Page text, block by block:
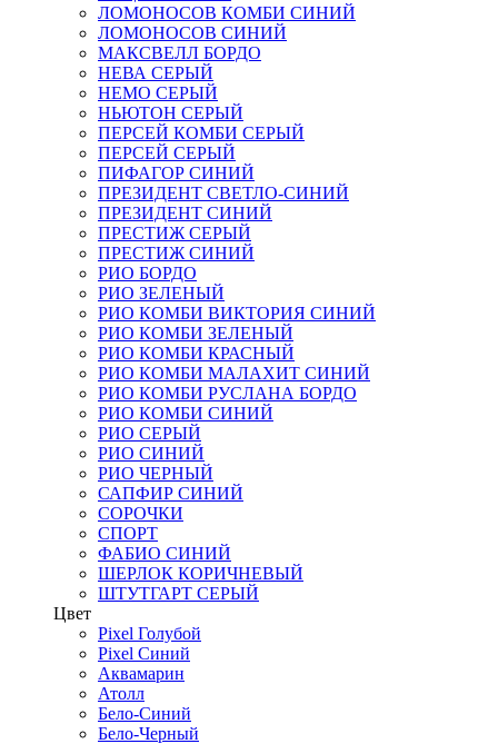
ЛОМОНОСОВ КОМБИ СИНИЙ
ЛОМОНОСОВ СИНИЙ
МАКСВЕЛЛ БОРДО
НЕВА СЕРЫЙ
НЕМО СЕРЫЙ
НЬЮТОН СЕРЫЙ
ПЕРСЕЙ КОМБИ СЕРЫЙ
ПЕРСЕЙ СЕРЫЙ
ПИФАГОР СИНИЙ
ПРЕЗИДЕНТ СВЕТЛО-СИНИЙ
ПРЕЗИДЕНТ СИНИЙ
ПРЕСТИЖ СЕРЫЙ
ПРЕСТИЖ СИНИЙ
РИО БОРДО
РИО ЗЕЛЕНЫЙ
РИО КОМБИ ВИКТОРИЯ СИНИЙ
РИО КОМБИ ЗЕЛЕНЫЙ
РИО КОМБИ КРАСНЫЙ
РИО КОМБИ МАЛАХИТ СИНИЙ
РИО КОМБИ РУСЛАНА БОРДО
РИО КОМБИ СИНИЙ
РИО СЕРЫЙ
РИО СИНИЙ
РИО ЧЕРНЫЙ
САПФИР СИНИЙ
СОРОЧКИ
СПОРТ
ФАБИО СИНИЙ
ШЕРЛОК КОРИЧНЕВЫЙ
ШТУТГАРТ СЕРЫЙ
Цвет
Pixel Голубой
Pixel Синий
Аквамарин
Атолл
Бело-Синий
Бело-Черный